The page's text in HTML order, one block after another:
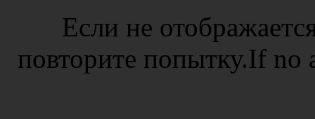
Если не
повторите попытку.If